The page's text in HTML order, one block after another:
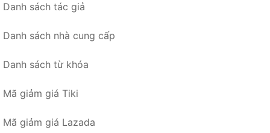
Danh sách tác giả
Danh sách nhà cung cấp
Danh sách từ khóa
Mã giảm giá Tiki
Mã giảm giá Lazada